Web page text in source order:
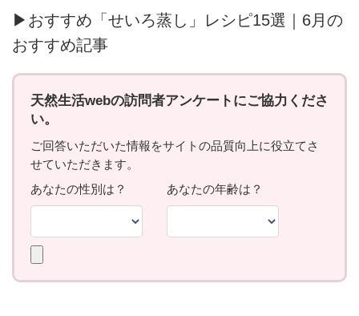
▶おすすめ「せいろ蒸し」レシピ15選｜6月の
おすすめ記事